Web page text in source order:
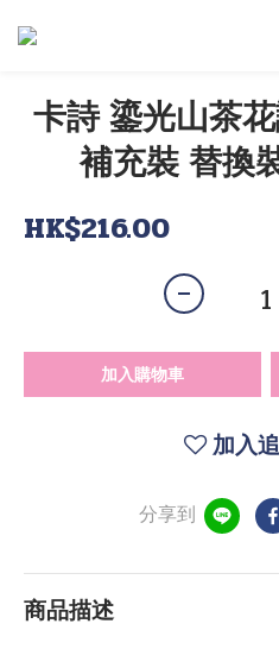
卡詩 鎏光山茶
補充裝 替換
HK$216.00
加入購物車
加入
分享到
商品描述